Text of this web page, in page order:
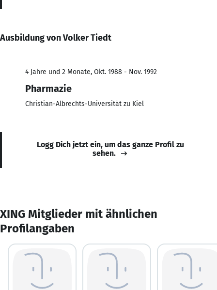
Ausbildung von Volker Tiedt
4 Jahre und 2 Monate, Okt. 1988 - Nov. 1992
Pharmazie
Christian-Albrechts-Universität zu Kiel
Logg Dich jetzt ein, um das ganze Profil zu
sehen.
XING Mitglieder mit ähnlichen
Profilangaben